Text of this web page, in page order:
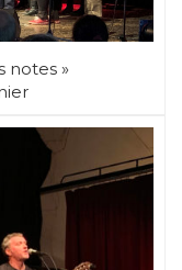
notes »